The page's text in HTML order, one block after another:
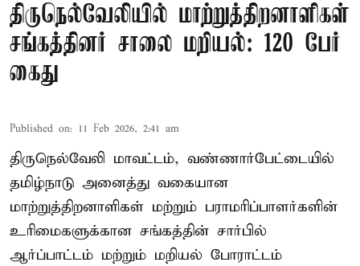
திருநெல்வேலியில் மாற்றுத்திறனாளிகள்
சங்கத்தினர் சாலை மறியல்: 120 பேர்
கைது
Published on: 11 Feb 2026, 2:41 am
திருநெல்வேலி மாவட்டம், வண்ணார்பேட்டையில்
தமிழ்நாடு அனைத்து வகையான
மாற்றுத்திறனாளிகள் மற்றும் பராமரிப்பாளர்களின்
உரிமைகளுக்கான சங்கத்தின் சார்பில்
ஆர்ப்பாட்டம் மற்றும் மறியல் போராட்டம்